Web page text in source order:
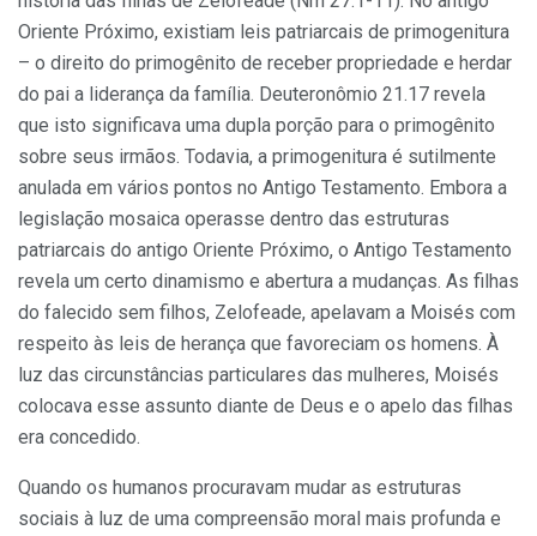
Oriente Próximo, existiam leis patriarcais de primogenitura
– o direito do primogênito de receber propriedade e herdar
do pai a liderança da família. Deuteronômio 21.17 revela
que isto significava uma dupla porção para o primogênito
sobre seus irmãos. Todavia, a primogenitura é sutilmente
anulada em vários pontos no Antigo Testamento. Embora a
legislação mosaica operasse dentro das estruturas
patriarcais do antigo Oriente Próximo, o Antigo Testamento
revela um certo dinamismo e abertura a mudanças. As filhas
do falecido sem filhos, Zelofeade, apelavam a Moisés com
respeito às leis de herança que favoreciam os homens. À
luz das circunstâncias particulares das mulheres, Moisés
colocava esse assunto diante de Deus e o apelo das filhas
era concedido.
Quando os humanos procuravam mudar as estruturas
sociais à luz de uma compreensão moral mais profunda e